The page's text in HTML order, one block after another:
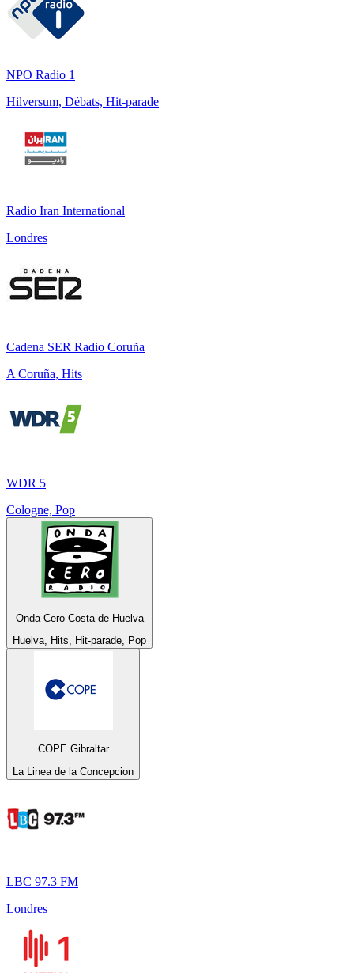
NPO Radio 1
Hilversum, Débats, Hit-parade
Radio Iran International
Londres
Cadena SER Radio Coruña
A Coruña, Hits
WDR 5
Cologne, Pop
Onda Cero Costa de Huelva
Huelva, Hits, Hit-parade, Pop
COPE Gibraltar
La Linea de la Concepcion
LBC 97.3 FM
Londres